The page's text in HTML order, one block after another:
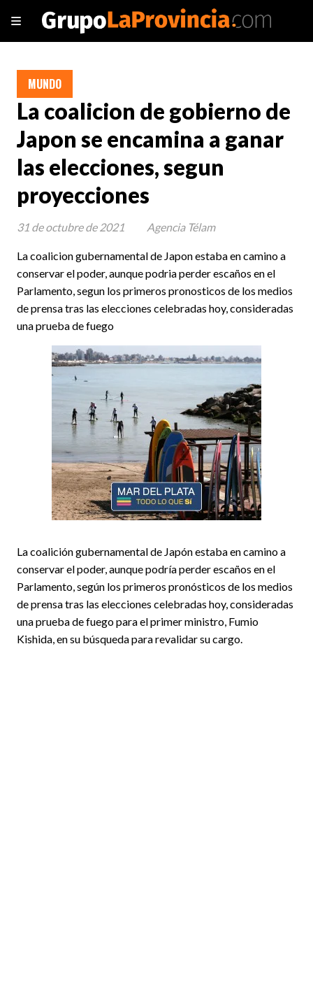
La coalicion de gobierno de
Japon se encamina a ganar
las elecciones, segun
proyecciones
La coalicion gubernamental de Japon estaba en camino a
conservar el poder, aunque podria perder escaños en el
Parlamento, segun los primeros pronosticos de los medios
de prensa tras las elecciones celebradas hoy, consideradas
una prueba de fuego
MUNDO
31 de octubre de 2021 Agencia Télam
La coalición gubernamental de Japón estaba en camino a
conservar el poder, aunque podría perder escaños en el
Parlamento, según los primeros pronósticos de los medios
de prensa tras las elecciones celebradas hoy, consideradas
una prueba de fuego para el primer ministro, Fumio
Kishida, en su búsqueda para revalidar su cargo.